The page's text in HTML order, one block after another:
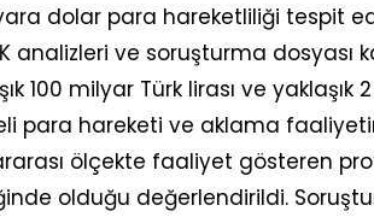
dolar para hareketliliği tespit
analizleri ve soruşturma
100 milyar Türk lirası ve
para hareketi ve aklama
ölçekte faaliyet gösteren
olduğu değerlendirildi.